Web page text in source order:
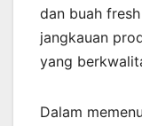
dan buah
jangkauan
yang
Dalam